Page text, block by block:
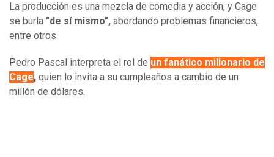
La producción es una mezcla de comedia y acción, y Cage
se burla "de sí mismo", abordando problemas financieros,
entre otros.
Pedro Pascal interpreta el rol de un fanático millonario de
Cage, quien lo invita a su cumpleaños a cambio de un
millón de dólares.